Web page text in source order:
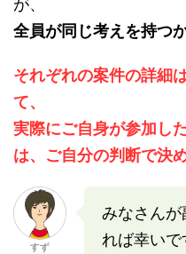
が、
全員が同じ考えを持つ
それぞれの案件の詳細
て、
実際にご自身が参加し
は、ご自分の判断で決
すず
みなさん
れば幸いで